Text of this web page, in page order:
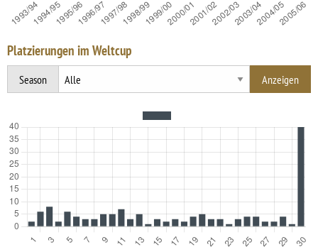
Platzierungen im Weltcup
Season